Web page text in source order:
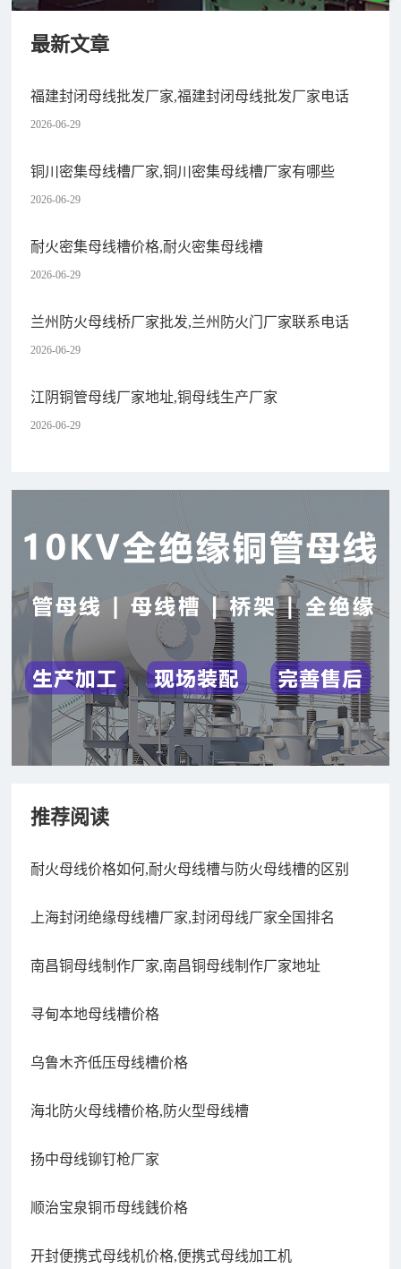
最新文章
福建封闭母线批发厂家,福建封闭母线批发厂家电话
2026-06-29
铜川密集母线槽厂家,铜川密集母线槽厂家有哪些
2026-06-29
耐火密集母线槽价格,耐火密集母线槽
2026-06-29
兰州防火母线桥厂家批发,兰州防火门厂家联系电话
2026-06-29
江阴铜管母线厂家地址,铜母线生产厂家
2026-06-29
推荐阅读
耐火母线价格如何,耐火母线槽与防火母线槽的区别
上海封闭绝缘母线槽厂家,封闭母线厂家全国排名
南昌铜母线制作厂家,南昌铜母线制作厂家地址
寻甸本地母线槽价格
乌鲁木齐低压母线槽价格
海北防火母线槽价格,防火型母线槽
扬中母线铆钉枪厂家
顺治宝泉铜币母线銭价格
开封便携式母线机价格,便携式母线加工机